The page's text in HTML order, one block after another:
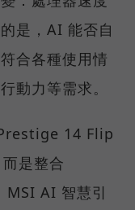
是，AI 能否自
合各種使用情
動力等需求。
14 Flip
是整合
AI 智慧引